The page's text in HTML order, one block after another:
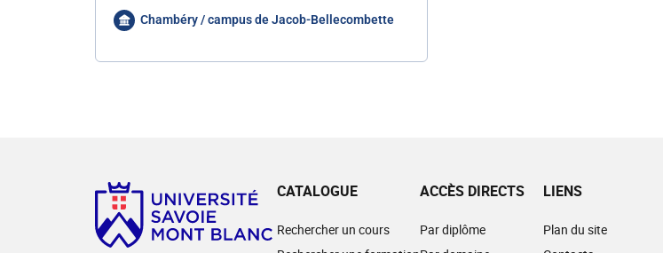
Chambéry / campus de Jacob-Bellecombette
CATALOGUE
Rechercher un cours
ACCÈS DIRECTS
Par diplôme
LIENS
Plan du site